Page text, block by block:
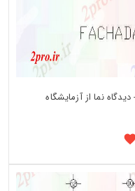
نما از آزمایشگاه